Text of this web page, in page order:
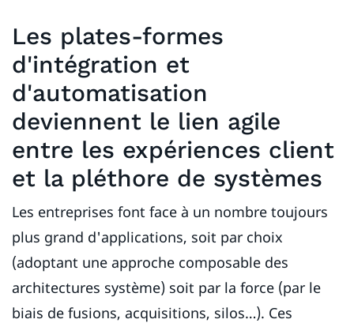
Les plates-formes
d'intégration et
d'automatisation
deviennent le lien agile
entre les expériences client
et la pléthore de systèmes
Les entreprises font face à un nombre toujours
plus grand d'applications, soit par choix
(adoptant une approche composable des
architectures système) soit par la force (par le
biais de fusions, acquisitions, silos…). Ces